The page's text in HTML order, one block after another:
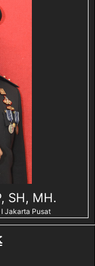
SH, MH.
Jakarta Pusat